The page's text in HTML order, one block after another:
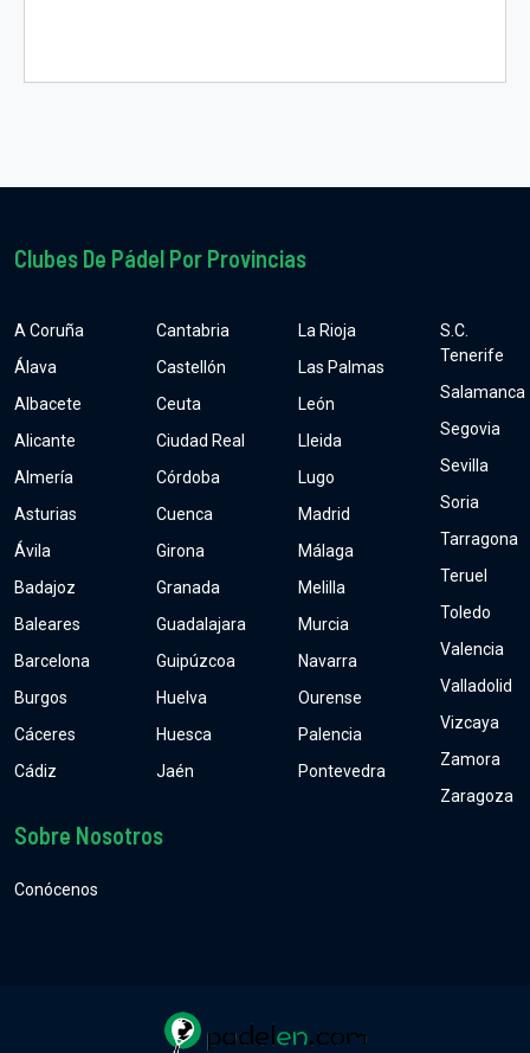
Clubes De Pádel Por Provincias
A Coruña
Álava
Albacete
Alicante
Almería
Asturias
Ávila
Badajoz
Baleares
Barcelona
Burgos
Cáceres
Cádiz
Cantabria
Castellón
Ceuta
Ciudad Real
Córdoba
Cuenca
Girona
Granada
Guadalajara
Guipúzcoa
Huelva
Huesca
Jaén
La Rioja
Las Palmas
León
Lleida
Lugo
Madrid
Málaga
Melilla
Murcia
Navarra
Ourense
Palencia
Pontevedra
S.C.
Tenerife
Salamanca
Segovia
Sevilla
Soria
Tarragona
Teruel
Toledo
Valencia
Valladolid
Vizcaya
Zamora
Zaragoza
Sobre Nosotros
Conócenos